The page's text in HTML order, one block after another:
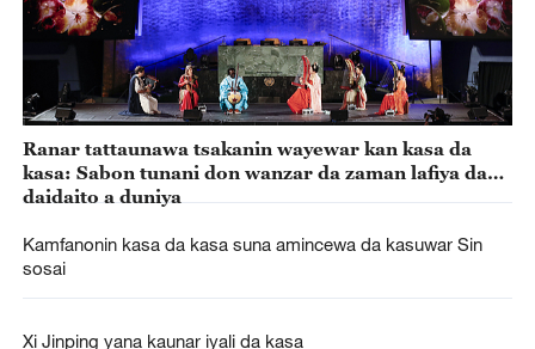
Ranar tattaunawa tsakanin wayewar kan kasa da
kasa: Sabon tunani don wanzar da zaman lafiya da
daidaito a duniya
Kamfanonin kasa da kasa suna amincewa da kasuwar Sin
sosai
Xi Jinping yana kaunar iyali da kasa